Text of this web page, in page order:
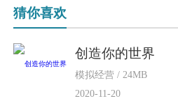
猜你喜欢
创造你的世界
模拟经营 / 24MB
2020-11-20